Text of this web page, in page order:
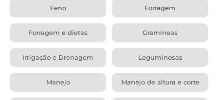
Feno Forragem
Forragem e dietas Gramíneas
Irrigação e Drenagem Leguminosas
Manejo Manejo de altura e corte